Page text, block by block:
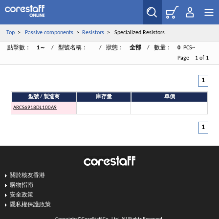
Top> Passive components> Resistors> Specialized Resistors
點擊數： 1～ / 型號名稱： / 狀態： 全部 / 數量： 0
PCS~
Page 1 of 1
1
型號 / 製造商 庫存量
單價
ARCS6918DL100A9
1
關於核友香港
購物指南
安全政策
隱私權保護政策